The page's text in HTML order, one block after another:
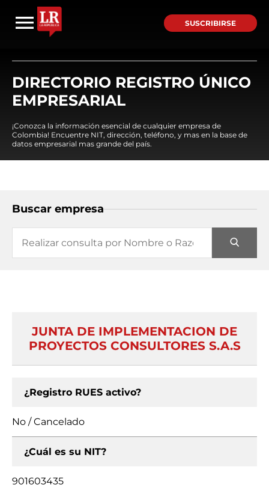
SUSCRIBIRSE
DIRECTORIO REGISTRO ÚNICO
EMPRESARIAL
¡Conozca la información esencial de cualquier empresa de
Colombia! Encuentre NIT, dirección, teléfono, y mas en la base de
datos empresarial mas grande del país.
Buscar empresa
JUNTA DE IMPLEMENTACION DE
PROYECTOS CONSULTORES S.A.S
¿Registro RUES activo?
No / Cancelado
¿Cuál es su NIT?
901603435